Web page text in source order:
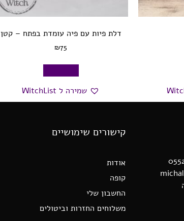
דלת פיות עם פיה עומדת בפתח – קטן
₪75
שמירה ל WitchList
קישורים שימושיים
אודות
קופה
החשבון שלי
משלוחים החזרות וביטולים